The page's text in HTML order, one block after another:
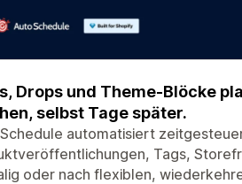
Drops und Theme-Blöcke
selbst Tage später.
automatisiert
Tags,
oder nach flexiblen,